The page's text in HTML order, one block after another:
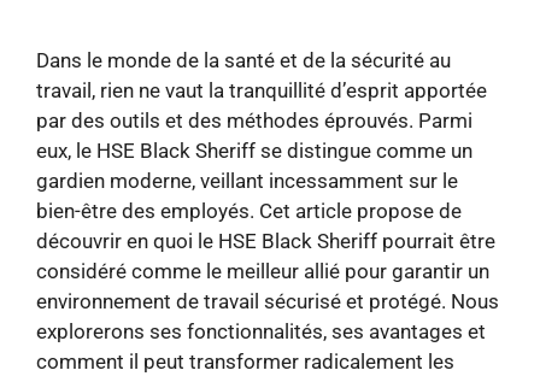
Dans le monde de la santé et de la sécurité au
travail, rien ne vaut la tranquillité d’esprit apportée
par des outils et des méthodes éprouvés. Parmi
eux, le HSE Black Sheriff se distingue comme un
gardien moderne, veillant incessamment sur le
bien-être des employés. Cet article propose de
découvrir en quoi le HSE Black Sheriff pourrait être
considéré comme le meilleur allié pour garantir un
environnement de travail sécurisé et protégé. Nous
explorerons ses fonctionnalités, ses avantages et
comment il peut transformer radicalement les